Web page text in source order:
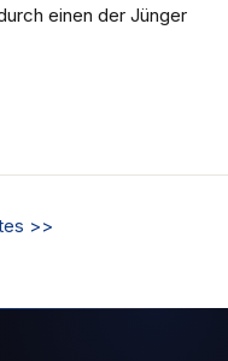
einen der Jünger
>>